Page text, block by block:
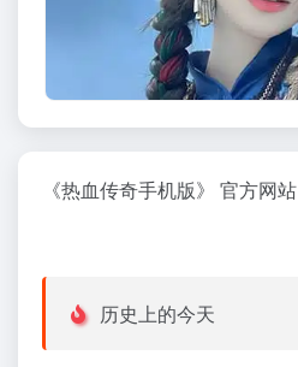
《热血传奇手机版》 官方网
历史上的今天